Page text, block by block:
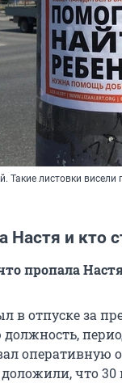
Такие листовки висели
Настя и
пропала
в отпуске за
оперативную
что